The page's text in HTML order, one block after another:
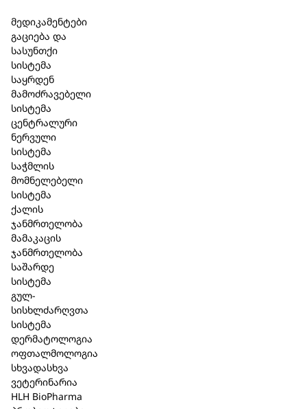
მედიკამენტები
გაციება და
სასუნთქი
სისტემა
საყრდენ
მამოძრავებელი
სისტემა
ცენტრალური
ნერვული
სისტემა
საჭმლის
მომნელებელი
სისტემა
ქალის
ჯანმრთელობა
მამაკაცის
ჯანმრთელობა
საშარდე
სისტემა
გულ-
სისხლძარღვთა
სისტემა
დერმატოლოგია
ოფთალმოლოგია
სხვადასხვა
ვეტერინარია
HLH BioPharma
შპაიკი SUN მზის შემდგომი
სახის შრატი 30 მლ. (1206)